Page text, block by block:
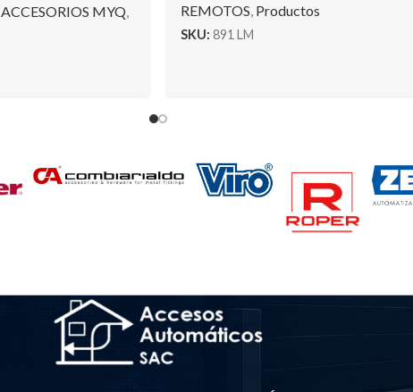
ACCESORIOS MYQ,
REMOTOS Productos
SKU: 891 LM